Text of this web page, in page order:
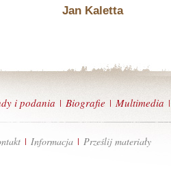
Jan Kaletta
i podania | Biografie | Multimedia |
| Informacja | Prześlij materiały